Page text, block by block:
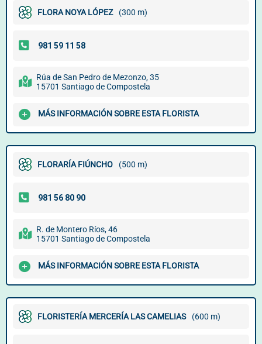
FLORA NOYA LÓPEZ (300 m)
Rúa de San Pedro de Mezonzo, 35
15701 Santiago de Compostela
MÁS INFORMACIÓN SOBRE ESTA FLORISTA
FLORARÍA FIÚNCHO (500 m)
R. de Montero Ríos, 46
15701 Santiago de Compostela
MÁS INFORMACIÓN SOBRE ESTA FLORISTA
FLORISTERÍA MERCERÍA LAS CAMELIAS (600 m)